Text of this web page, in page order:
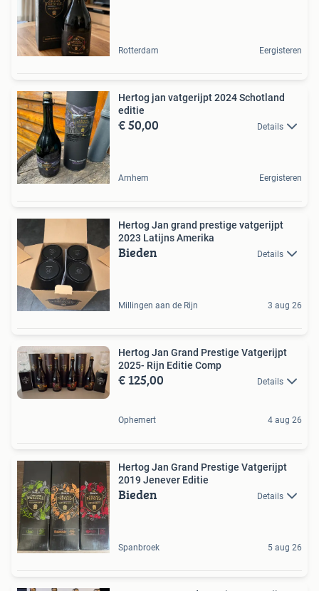
Rotterdam Eergisteren
Hertog jan vatgerijpt 2024 Schotland
editie
€ 50,00 Details
Arnhem Eergisteren
Hertog Jan grand prestige vatgerijpt
2023 Latijns Amerika
Bieden Details
Millingen aan de Rijn 3 aug 26
Hertog Jan Grand Prestige Vatgerijpt
2025- Rijn Editie Comp
€ 125,00 Details
Ophemert 4 aug 26
Hertog Jan Grand Prestige Vatgerijpt
2019 Jenever Editie
Bieden Details
Spanbroek 5 aug 26